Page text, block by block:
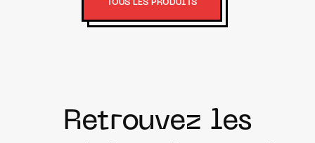
TOUS LES PRODUITS
Retrouvez les